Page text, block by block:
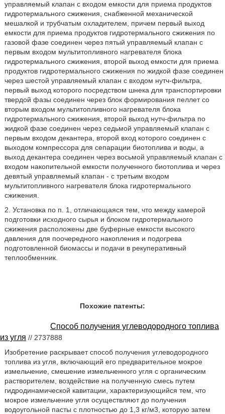
управляемый клапан с входом емкости для приема продуктов
гидротермального сжижения, снабженной механической
мешалкой и трубчатым охладителем, причем первый выход
емкости для приема продуктов гидротермального сжижения по
газовой фазе соединен через пятый управляемый клапан с
первым входом мультитопливного нагревателя блока
гидротермального сжижения, второй выход емкости для приема
продуктов гидротермального сжижения по жидкой фазе соединен
через шестой управляемый клапан с входом нутч-фильтра,
первый выход которого посредством шнека для транспортировки
твердой фазы соединен через блок формирования пеллет со
вторым входом мультитопливного нагревателя блока
гидротермального сжижения, второй выход нутч-фильтра по
жидкой фазе соединен через седьмой управляемый клапан с
первым входом декантера, второй вход которого соединен с
выходом компрессора для сепарации биотоплива и воды, а
выход декантера соединен через восьмой управляемый клапан с
входом накопительной емкости полученного биотоплива и через
девятый управляемый клапан - с третьим входом
мультитопливного нагревателя блока гидротермального
сжижения.
2. Установка по п. 1, отличающаяся тем, что между камерой
подготовки исходного сырья и блоком гидротермального
сжижения расположены две буферные емкости высокого
давления для поочередного накопления и подогрева
подготовленной биомассы и подачи в рекуперативный
теплообменник.
Похожие патенты:
Способ получения углеводородного топлива
из угля // 2737888
Изобретение раскрывает способ получения углеводородного
топлива из угля, включающий его предварительное мокрое
измельчение, смешение измельченного угля с органическим
растворителем, воздействие на полученную смесь путем
гидродинамической кавитации, характеризующийся тем, что
мокрое измельчение угля осуществляют до получения
водоугольной пасты с плотностью до 1,3 кг/м3, которую затем